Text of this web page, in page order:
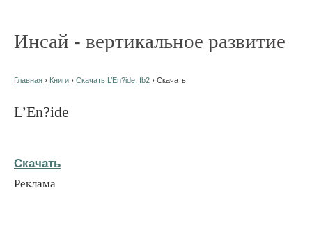
Инсай - вертикальное развитие
Главная › Книги › Скачать L’En?ide, fb2 › Скачать
L’En?ide
Скачать
Реклама